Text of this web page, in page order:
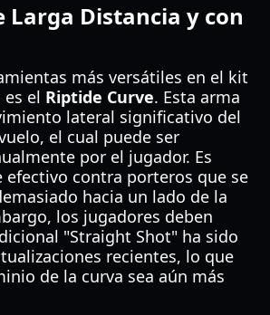
Larga Distancia y con
más versátiles en el kit
el Riptide Curve. Esta arma
lateral significativo del
el cual puede ser
por el jugador. Es
contra porteros que se
hacia un lado de la
los jugadores deben
"Straight Shot" ha sido
recientes, lo que
de la curva sea aún más